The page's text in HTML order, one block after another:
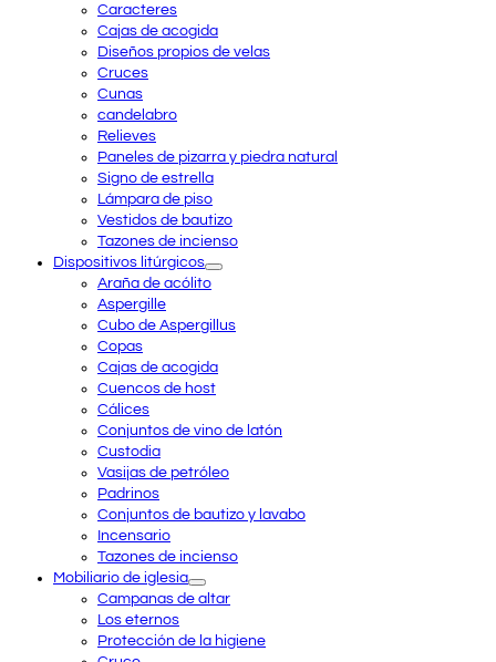
Caracteres
Cajas de acogida
Diseños propios de velas
Cruces
Cunas
candelabro
Relieves
Paneles de pizarra y piedra natural
Signo de estrella
Lámpara de piso
Vestidos de bautizo
Tazones de incienso
Dispositivos litúrgicos
Araña de acólito
Aspergille
Cubo de Aspergillus
Copas
Cajas de acogida
Cuencos de host
Cálices
Conjuntos de vino de latón
Custodia
Vasijas de petróleo
Padrinos
Conjuntos de bautizo y lavabo
Incensario
Tazones de incienso
Mobiliario de iglesia
Campanas de altar
Los eternos
Protección de la higiene